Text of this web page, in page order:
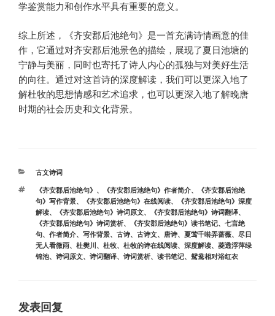
学鉴赏能力和创作水平具有重要的意义。
综上所述，《齐安郡后池绝句》是一首充满诗情画意的佳
作，它通过对齐安郡后池景色的描绘，展现了夏日池塘的
宁静与美丽，同时也寄托了诗人内心的孤独与对美好生活
的向往。通过对这首诗的深度解读，我们可以更深入地了
解杜牧的思想情感和艺术追求，也可以更深入地了解晚唐
时期的社会历史和文化背景。
分
古文诗词
标
签
《齐安郡后池绝句》 、 《齐安郡后池绝句》作者简介、
《齐安郡后池绝
句》写作背景、 《齐安郡后池绝句》在线阅读、
《齐安郡后池绝句》深度
解读、 《齐安郡后池绝句》诗词原文、 《齐安郡后池绝句》诗词翻译、
《齐安郡后池绝句》诗词赏析、 《齐安郡后池绝句》读书笔记、 七言绝
句、 作者简介、 写作背景、 古诗、 古诗文、 唐诗、 夏莺千啭弄蔷薇、 尽日
无人看微雨、 杜樊川、 杜牧、 杜牧的诗在线阅读、 深度解读、 菱透浮萍绿
锦池、 诗词原文、 诗词翻译、 诗词赏析、 读书笔记、 鸳鸯相对浴红衣
发表回复